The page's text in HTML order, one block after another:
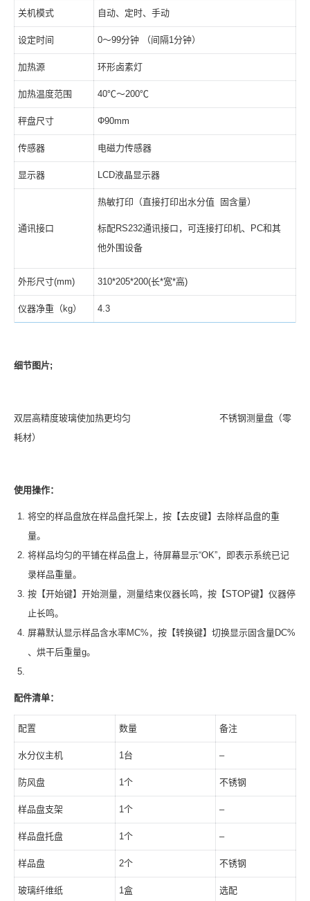
关机模式 自动、定时、手动
设定时间 0～99分钟 （间隔1分钟）
加热源 环形卤素灯
加热温度范围 40℃～200℃
秤盘尺寸 Φ90mm
传感器 电磁力传感器
显示器 LCD液晶显示器
通讯接口
热敏打印（直接打印出水分值 固含量）
标配RS232通讯接口，可连接打印机、PC和其
他外围设备
外形尺寸(mm) 310*205*200(长*宽*高)
仪器净重（kg） 4.3
细节图片;
双层高精度玻璃使加热更均匀 不锈钢测量盘（零
耗材）
使用操作：
将空的样品盘放在样品盘托架上，按【去皮键】去除样品盘的重
量。
将样品均匀的平铺在样品盘上，待屏幕显示“OK”，即表示系统已记
录样品重量。
按【开始键】开始测量，测量结束仪器长鸣，按【STOP键】仪器停
止长鸣。
屏幕默认显示样品含水率MC%，按【转换键】切换显示固含量DC%
、烘干后重量g。
配件清单：
配置 数量 备注
水分仪主机 1台 –
防风盘 1个 不锈钢
样品盘支架 1个 –
样品盘托盘 1个 –
样品盘 2个 不锈钢
玻璃纤维纸 1盒 选配